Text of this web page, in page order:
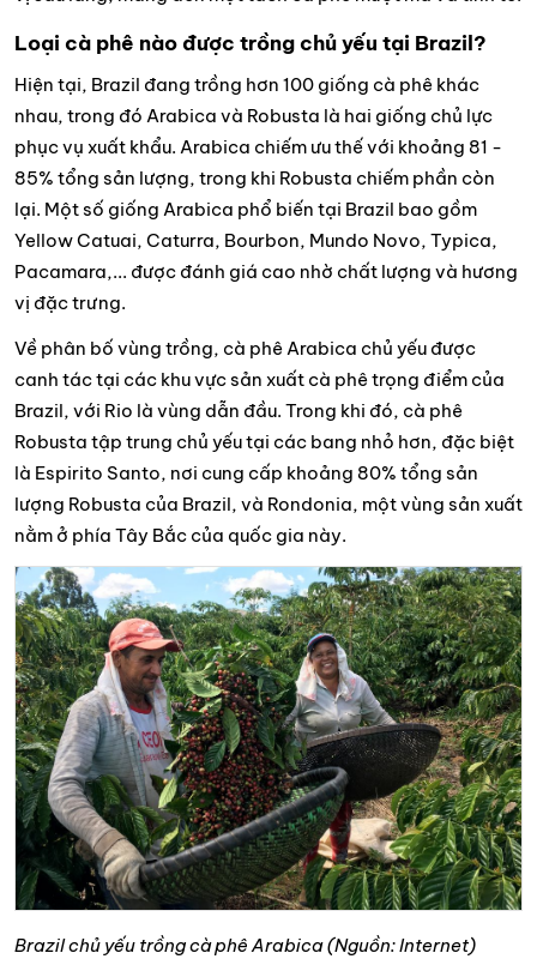
Loại cà phê nào được trồng chủ yếu tại Brazil?
Hiện tại, Brazil đang trồng hơn 100 giống cà phê khác
nhau, trong đó Arabica và Robusta là hai giống chủ lực
phục vụ xuất khẩu. Arabica chiếm ưu thế với khoảng 81 -
85% tổng sản lượng, trong khi Robusta chiếm phần còn
lại. Một số giống Arabica phổ biến tại Brazil bao gồm
Yellow Catuai, Caturra, Bourbon, Mundo Novo, Typica,
Pacamara,... được đánh giá cao nhờ chất lượng và hương
vị đặc trưng.
Về phân bố vùng trồng, cà phê Arabica chủ yếu được
canh tác tại các khu vực sản xuất cà phê trọng điểm của
Brazil, với Rio là vùng dẫn đầu. Trong khi đó, cà phê
Robusta tập trung chủ yếu tại các bang nhỏ hơn, đặc biệt
là Espirito Santo, nơi cung cấp khoảng 80% tổng sản
lượng Robusta của Brazil, và Rondonia, một vùng sản xuất
nằm ở phía Tây Bắc của quốc gia này.
Brazil chủ yếu trồng cà phê Arabica (Nguồn: Internet)